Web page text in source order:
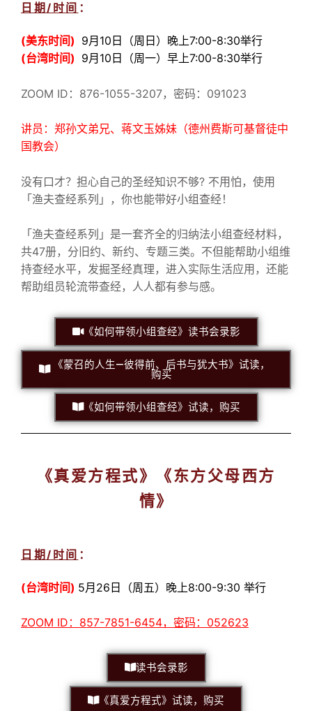
日期/时间 ：
(美东时间) 9月10日（周日）晚上7:00-8:30举行
(台湾时间) 9月10日（周一）早上7:00-8:30举行
ZOOM ID：876-1055-3207，密码：091023
讲员：郑孙文弟兄、蒋文玉姊妹（德州费斯可基督徒中
国教会）
没有口才？担心自己的圣经知识不够? 不用怕，使用
「渔夫查经系列」，你也能带好小组查经！
「渔夫查经系列」是一套齐全的归纳法小组查经材料，
共47册，分旧约、新约、专题三类。不但能帮助小组维
持查经水平，发掘圣经真理，进入实际生活应用，还能
帮助组员轮流带查经，人人都有参与感。
《如何带领小组查经》读书会录影
《蒙召的人生—彼得前、后书与犹大书》试读，
购买
《如何带领小组查经》试读，购买
《真爱方程式》《东方父母西方
情》
日期/时间 ：
(台湾时间) 5月26日（周五）晚上8:00-9:30 举行
ZOOM ID：857-7851-6454，密码：052623
读书会录影
《真爱方程式》试读，购买